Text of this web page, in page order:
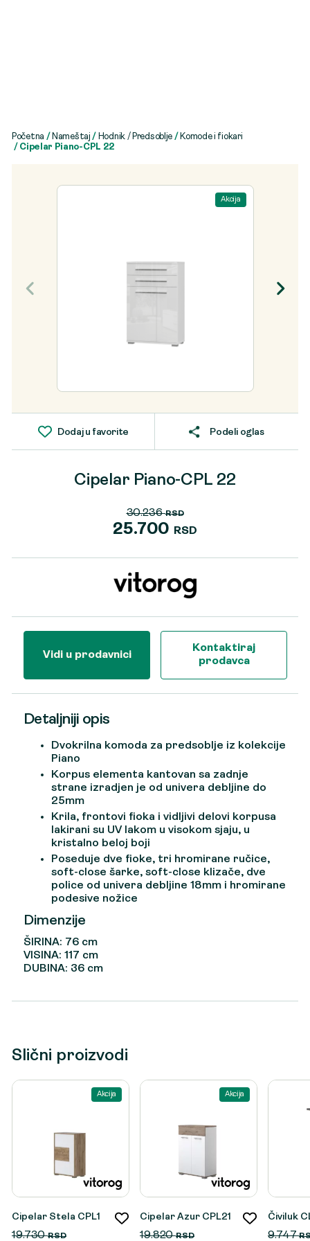
Početna / Nameštaj / Hodnik / Predsoblje / Komode i fiokari
/ Cipelar Piano-CPL 22
Akcija
Dodaj u favorite Podeli oglas
Cipelar Piano-CPL 22
30.236RSD
Originalna
30.236 RSD.
25.700
RSD
cena
25.700 RSD.
Vidi u prodavnici
Kontaktiraj
prodavca
Detaljniji opis
Dvokrilna komoda za predsoblje iz kolekcije
Piano
Korpus elementa kantovan sa zadnje
strane izradjen je od univera debljine do
25mm
Krila, frontovi fioka i vidljivi delovi korpusa
lakirani su UV lakom u visokom sjaju, u
kristalno beloj boji
Poseduje dve fioke, tri hromirane ručice,
soft-close šarke, soft-close klizače, dve
police od univera debljine 18mm i hromirane
podesive nožice
Dimenzije
ŠIRINA: 76 cm
VISINA: 117 cm
DUBINA: 36 cm
Slični proizvodi
Akcija
Cipelar Stela CPL1
19.730RSD
Akcija
Cipelar Azur CPL21
19.820RSD
Čiviluk
9.747